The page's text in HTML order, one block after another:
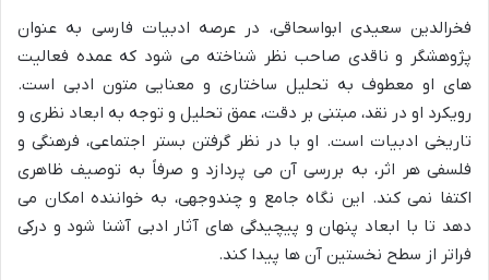
فخرالدین سعیدی ابواسحاقی، در عرصه ادبیات فارسی به عنوان
پژوهشگر و ناقدی صاحب نظر شناخته می شود که عمده فعالیت
های او معطوف به تحلیل ساختاری و معنایی متون ادبی است.
رویکرد او در نقد، مبتنی بر دقت، عمق تحلیل و توجه به ابعاد نظری و
تاریخی ادبیات است. او با در نظر گرفتن بستر اجتماعی، فرهنگی و
فلسفی هر اثر، به بررسی آن می پردازد و صرفاً به توصیف ظاهری
اکتفا نمی کند. این نگاه جامع و چندوجهی، به خواننده امکان می
دهد تا با ابعاد پنهان و پیچیدگی های آثار ادبی آشنا شود و درکی
فراتر از سطح نخستین آن ها پیدا کند.